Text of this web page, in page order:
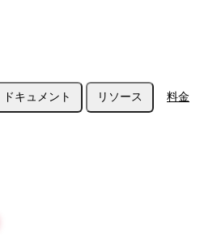
ドキュメント リソース 料金